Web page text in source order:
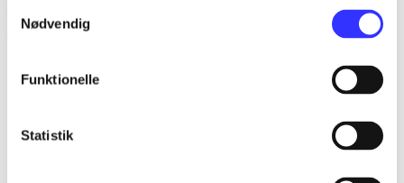
Nødvendig
Funktionelle
Statistik
Menu
Siden blev ikke fundet
Den ønskede side findes ikke. Prøv at søge, eller find hjælp via